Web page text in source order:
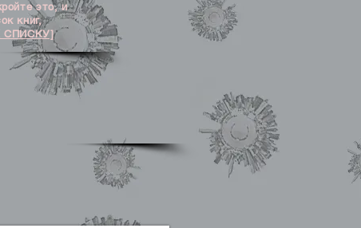
это, и
книг,
СПИСКУ]